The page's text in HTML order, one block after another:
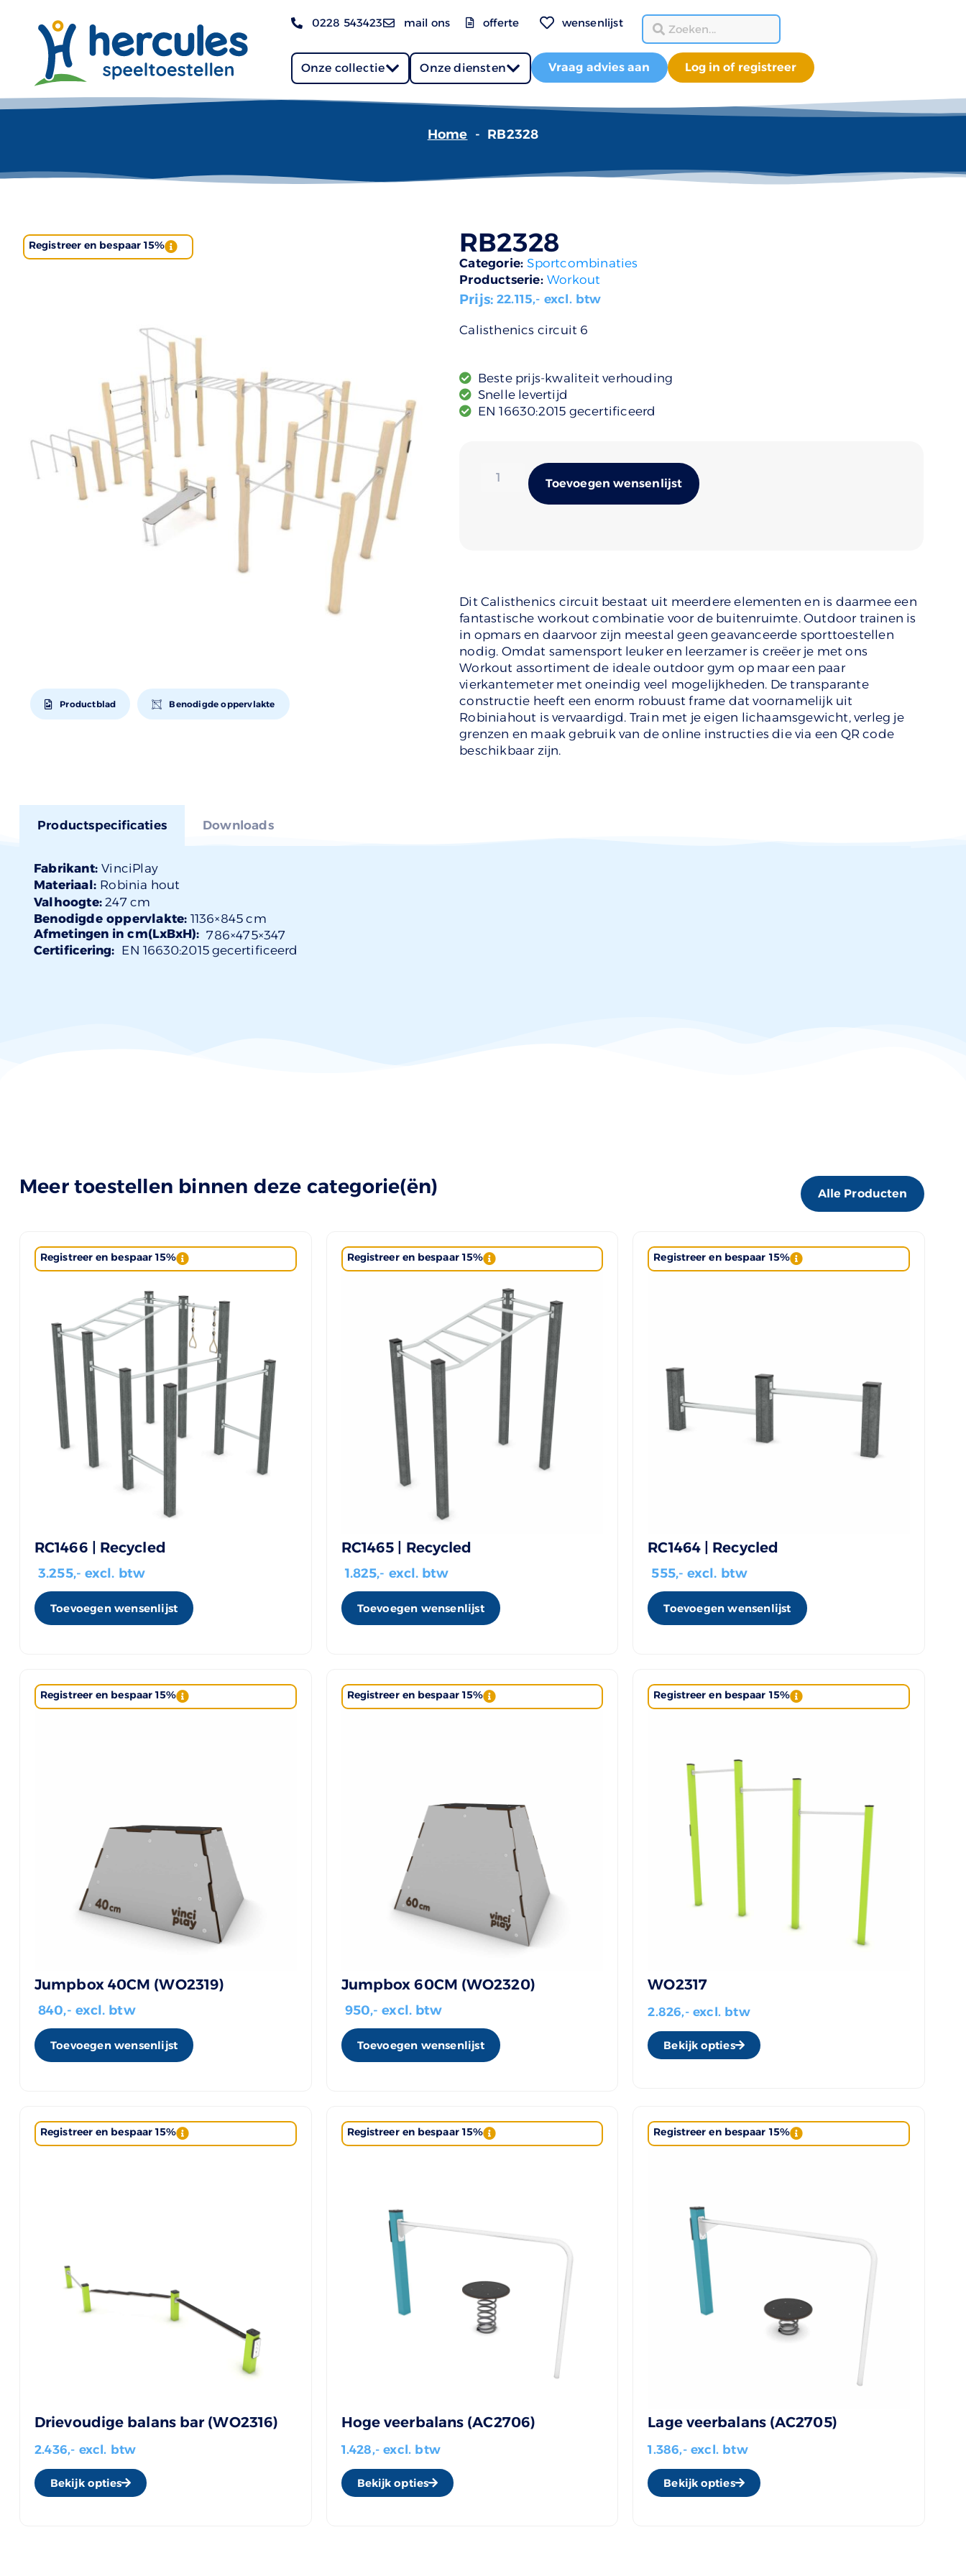
0228 543423 mail ons offerte wensenlijst
Onze collectie Onze diensten Vraag advies aan Log in of registreer
Home - RB2328
Registreer en bespaar 15%
Productblad Benodigde oppervlakte
RB2328
Categorie:Sportcombinaties
Productserie:Workout
Prijs:22.115,- excl. btw
Calisthenics circuit 6
Beste prijs-kwaliteit verhouding
Snelle levertijd
EN 16630:2015 gecertificeerd
Toevoegen wensenlijst
Dit Calisthenics circuit bestaat uit meerdere elementen en is daarmee een
fantastische workout combinatie voor de buitenruimte. Outdoor trainen is
in opmars en daarvoor zijn meestal geen geavanceerde sporttoestellen
nodig. Omdat samensport leuker en leerzamer is creëer je met ons
Workout assortiment de ideale outdoor gym op maar een paar
vierkantemeter met oneindig veel mogelijkheden. De transparante
constructie heeft een enorm robuust frame dat voornamelijk uit
Robiniahout is vervaardigd. Train met je eigen lichaamsgewicht, verleg je
grenzen en maak gebruik van de online instructies die via een QR code
beschikbaar zijn.
Productspecificaties Downloads
Fabrikant:VinciPlay
Materiaal: Robinia hout
Valhoogte: 247 cm
Benodigde oppervlakte: 1136×845 cm
Afmetingen in cm(LxBxH): 786×475×347
Certificering: EN 16630:2015 gecertificeerd
Meer toestellen binnen deze categorie(ën) Alle Producten
Registreer en bespaar 15%
RC1466 | Recycled
3.255,- excl. btw
Toevoegen wensenlijst
Registreer en bespaar 15%
RC1465 | Recycled
1.825,- excl. btw
Toevoegen wensenlijst
Registreer en bespaar 15%
RC1464 | Recycled
555,- excl. btw
Toevoegen wensenlijst
Registreer en bespaar 15%
Jumpbox 40CM (WO2319)
840,- excl. btw
Toevoegen wensenlijst
Registreer en bespaar 15%
Jumpbox 60CM (WO2320)
950,- excl. btw
Toevoegen wensenlijst
Registreer en bespaar 15%
WO2317
2.826,- excl. btw
Bekijk opties
Registreer en bespaar 15%
Drievoudige balans bar (WO2316)
2.436,- excl. btw
Bekijk opties
Registreer en bespaar 15%
Hoge veerbalans (AC2706)
1.428,- excl. btw
Bekijk opties
Registreer en bespaar 15%
Lage veerbalans (AC2705)
1.386,- excl. btw
Bekijk opties